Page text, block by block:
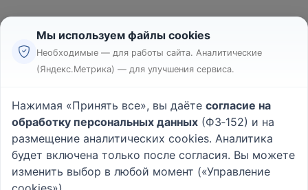
Реклама
Пользовательское соглашение
Политика конфиденциальности
Вопрос - Ответ|О проекте
Мы используем файлы cookies
Необходимые — для работы сайта. Аналитические
(Яндекс.Метрика) — для улучшения сервиса.
Нажимая «Принять все», вы даёте согласие на
обработку персональных данных (ФЗ‑152) и на
размещение аналитических cookies. Аналитика
будет включена только после согласия. Вы можете
изменить выбор в любой момент («Управление